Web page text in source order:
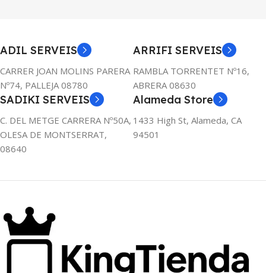
ADIL SERVEIS
CARRER JOAN MOLINS PARERA
Nº74, PALLEJA 08780
ARRIFI SERVEIS
RAMBLA TORRENTET Nº16,
ABRERA 08630
SADIKI SERVEIS
C. DEL METGE CARRERA Nº50A,
OLESA DE MONTSERRAT,
08640
Alameda Store
1433 High St, Alameda, CA
94501